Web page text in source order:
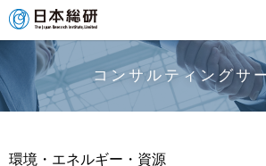
コンサルティングサ
環境・エネルギー・資源